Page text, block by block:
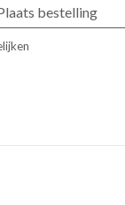
bestelling